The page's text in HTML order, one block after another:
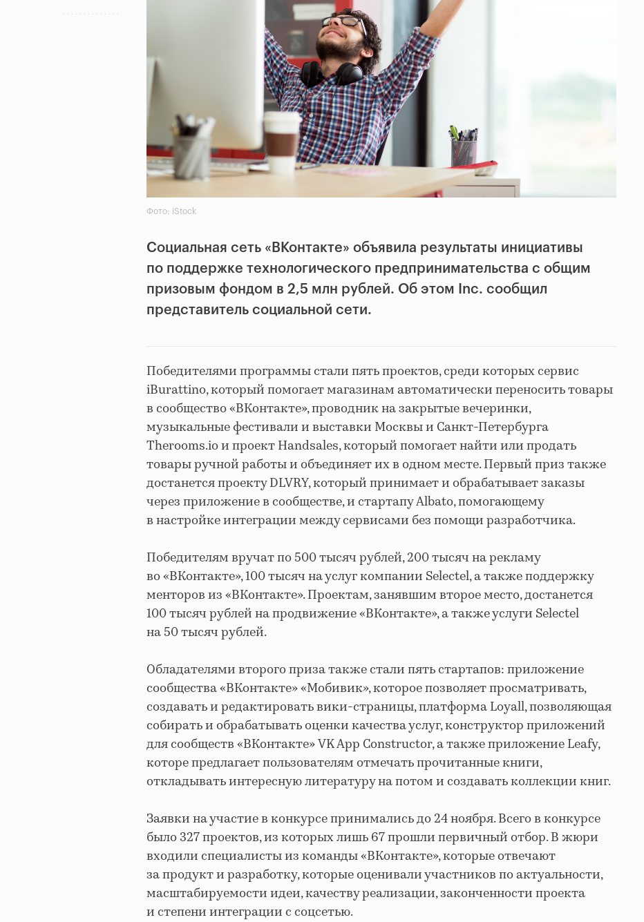
Фото: iStock
Социальная сеть «ВКонтакте» объявила результаты инициативы
по поддержке технологического предпринимательства с общим
призовым фондом в 2,5 млн рублей. Об этом Inc. сообщил
представитель социальной сети.
Победителями программы стали пять проектов, среди которых сервис
iBurattino, который помогает магазинам автоматически переносить товары
в сообщество «ВКонтакте», проводник на закрытые вечеринки,
музыкальные фестивали и выставки Москвы и Санкт-Петербурга
Therooms.io и проект Handsales, который помогает найти или продать
товары ручной работы и объединяет их в одном месте. Первый приз также
достанется проекту DLVRY, который принимает и обрабатывает заказы
через приложение в сообществе, и стартапу Albato, помогающему
в настройке интеграции между сервисами без помощи разработчика.
Победителям вручат по 500 тысяч рублей, 200 тысяч на рекламу
во «ВКонтакте», 100 тысяч на услуг компании Selectel, а также поддержку
менторов из «ВКонтакте». Проектам, занявшим второе место, достанется
100 тысяч рублей на продвижение «ВКонтакте», а также услуги Selectel
на 50 тысяч рублей.
Обладателями второго приза также стали пять стартапов: приложение
сообщества «ВКонтакте» «Мобивик», которое позволяет просматривать,
создавать и редактировать вики-страницы, платформа Loyall, позволяющая
собирать и обрабатывать оценки качества услуг, конструктор приложений
для сообществ «ВКонтакте» VK App Constructor, а также приложение Leafy,
которе предлагает пользователям отмечать прочитанные книги,
откладывать интересную литературу на потом и создавать коллекции книг.
Заявки на участие в конкурсе принимались до 24 ноября. Всего в конкурсе
было 327 проектов, из которых лишь 67 прошли первичный отбор. В жюри
входили специалисты из команды «ВКонтакте», которые отвечают
за продукт и разработку, которые оценивали участников по актуальности,
масштабируемости идеи, качеству реализации, законченности проекта
и степени интеграции с соцсетью.